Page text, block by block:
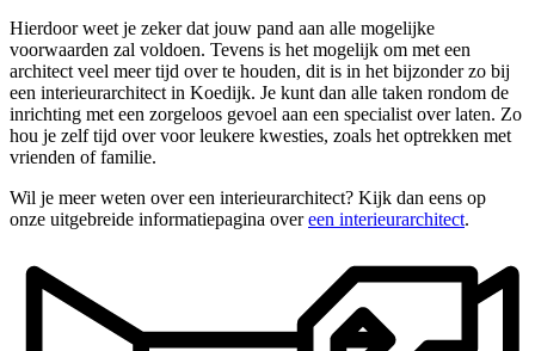
Hierdoor weet je zeker dat jouw pand aan alle mogelijke
voorwaarden zal voldoen. Tevens is het mogelijk om met een
architect veel meer tijd over te houden, dit is in het bijzonder zo bij
een interieurarchitect in Koedijk. Je kunt dan alle taken rondom de
inrichting met een zorgeloos gevoel aan een specialist over laten. Zo
hou je zelf tijd over voor leukere kwesties, zoals het optrekken met
vrienden of familie.
Wil je meer weten over een interieurarchitect? Kijk dan eens op
onze uitgebreide informatiepagina overeen interieurarchitect.